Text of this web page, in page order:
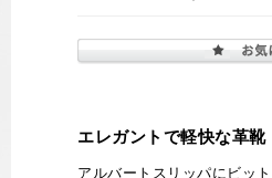
エレガントで軽快な革靴
アルバートスリッパにビッ